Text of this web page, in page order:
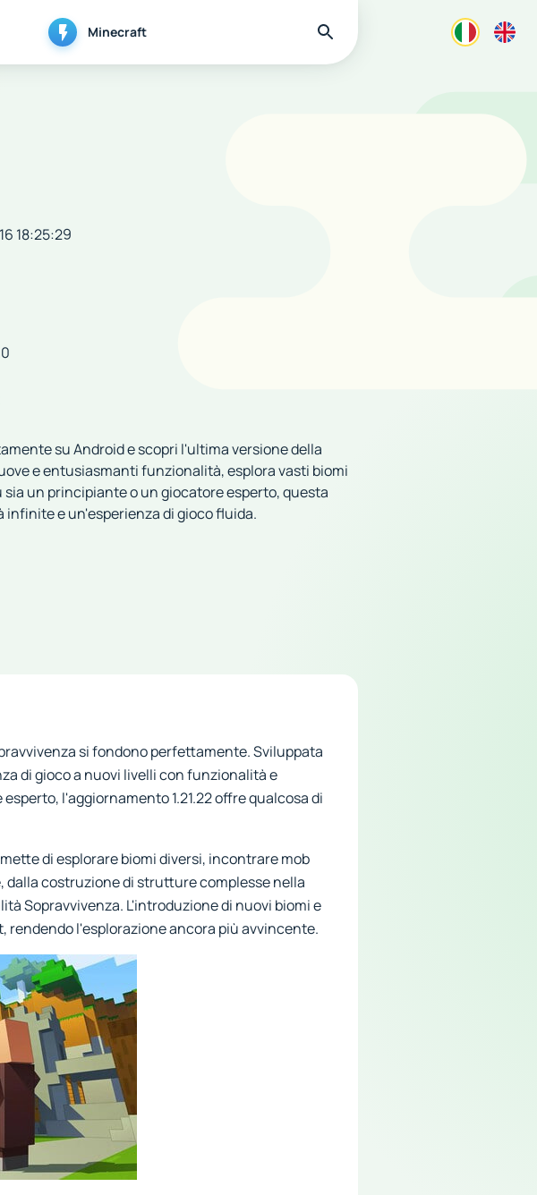
Minecraft Find
18:25:29
su Android e scopri l'ultima versione della
e entusiasmanti funzionalità, esplora vasti biomi
un principiante o un giocatore esperto, questa
e un'esperienza di gioco fluida.
si fondono perfettamente. Sviluppata
di gioco a nuovi livelli con funzionalità e
l'aggiornamento 1.21.22 offre qualcosa di
di esplorare biomi diversi, incontrare mob
costruzione di strutture complesse nella
Sopravvivenza. L'introduzione di nuovi biomi e
rendendo l'esplorazione ancora più avvincente.